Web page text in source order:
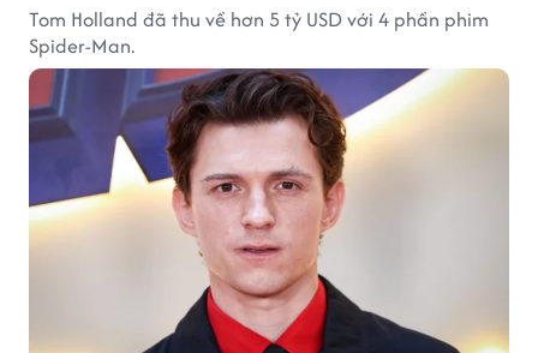
Tom Holland đã thu về hơn 5 tỷ USD với 4 phần phim
Spider-Man.